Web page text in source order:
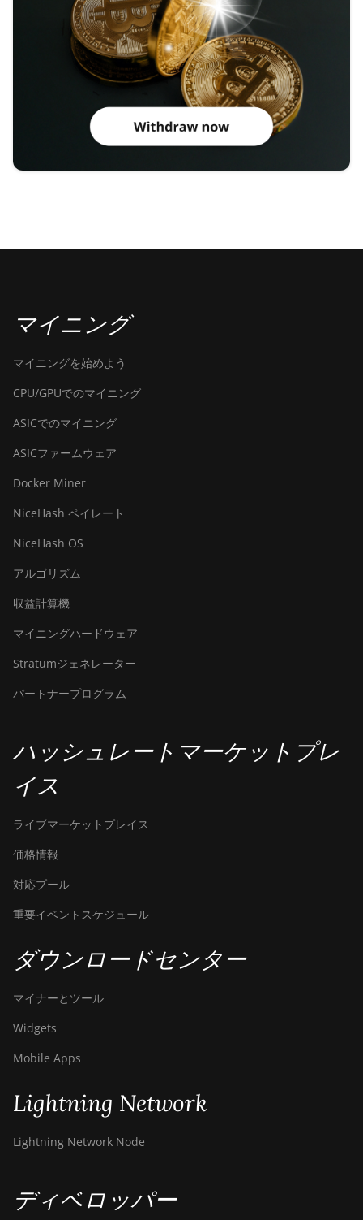
マイニング
マイニングを始めよう
CPU/GPUでのマイニング
ASICでのマイニング
ASICファームウェア
Docker Miner
NiceHash ペイレート
NiceHash OS
アルゴリズム
収益計算機
マイニングハードウェア
Stratumジェネレーター
パートナープログラム
ハッシュレートマーケットプレ
イス
ライブマーケットプレイス
価格情報
対応プール
重要イベントスケジュール
ダウンロードセンター
マイナーとツール
Widgets
Mobile Apps
Lightning Network
Lightning Network Node
ディベロッパー